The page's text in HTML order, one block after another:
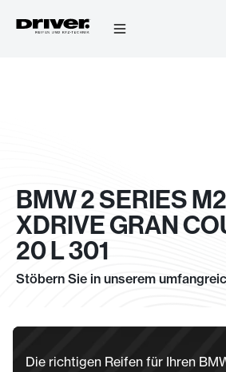
BMW 2 SERIES
XDRIVE GRAN
20 L 301
Stöbern Sie in unserem
Die richtigen Reifen für Ihren